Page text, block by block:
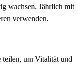
wachsen. Jährlich mit
verwenden.
teilen, um Vitalität und